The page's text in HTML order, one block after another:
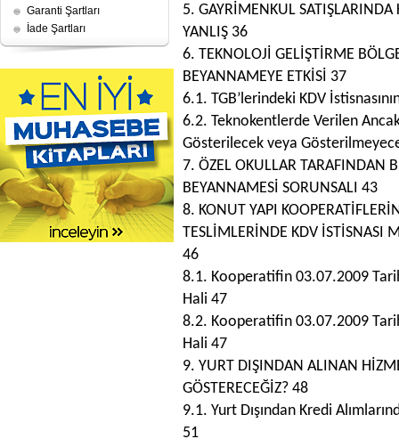
Garanti Şartları
İade Şartları
5. GAYRİMENKUL
YANLIŞ 36
6. TEKNOLOJİ GELİŞTİRME
BEYANNAMEYE ETKİSİ 37
6.1. TGB’lerindeki KDV
6.2. Teknokentlerde Verilen
Gösterilecek veya
7. ÖZEL OKULLAR TARAFINDAN
BEYANNAMESİ SORUNSALI 43
8. KONUT YAPI
TESLİMLERİNDE KDV İSTİSNASI
46
8.1. Kooperatifin 03.07.2009
Hali 47
8.2. Kooperatifin 03.07.2009
Hali 47
9. YURT DIŞINDAN ALINAN
GÖSTERECEĞİZ? 48
9.1. Yurt Dışından Kredi
51